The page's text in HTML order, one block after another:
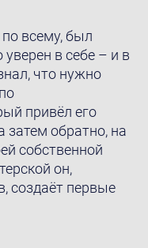
всему, был
в себе – и в
что нужно
привёл его
затем обратно, на
собственной
он,
создаёт первые